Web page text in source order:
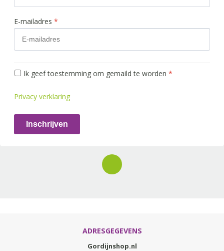
E-mailadres *
Ik geef toestemming om gemaild te worden *
Privacy verklaring
Inschrijven
ADRESGEGEVENS
Gordijnshop.nl